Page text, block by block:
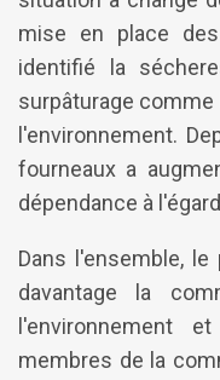
mise en place
identifié la
surpâturage
l'environnement.
fourneaux a
dépendance à
Dans l'ensemble,
davantage la
l'environnement
membres de la